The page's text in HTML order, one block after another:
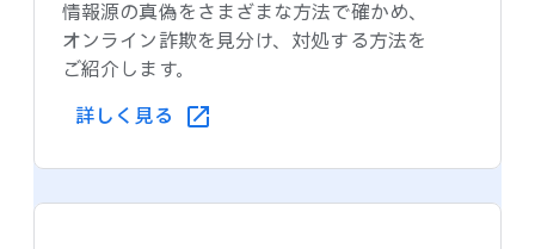
情報源の​真偽を​さまざまな​方​法で​確かめ、​
オンライン詐欺を​見分け、​対処する​方​法を​
ご紹介します。
詳しく​見る